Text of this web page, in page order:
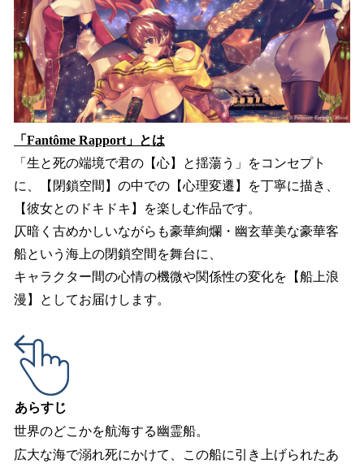
「Fantôme Rapport」とは
「生と死の端境で君の【心】と揺蕩う」をコンセプト
に、【閉鎖空間】の中での【心理変遷】を丁寧に描き、
【彼女とのドキドキ】を楽しむ作品です。
仄暗く古めかしいながらも豪華絢爛・幽玄華美な豪華客
船という海上の閉鎖空間を舞台に、
キャラクター間の心情の機微や関係性の変化を【船上浪
漫】としてお届けします。
あらすじ
世界のどこかを航海する幽霊船。
広大な海で溺れ死にかけて、この船に引き上げられたあ